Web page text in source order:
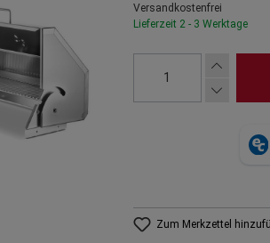
Versandkostenfrei
Lieferzeit 2 - 3 Werktage
Zum Merkzettel